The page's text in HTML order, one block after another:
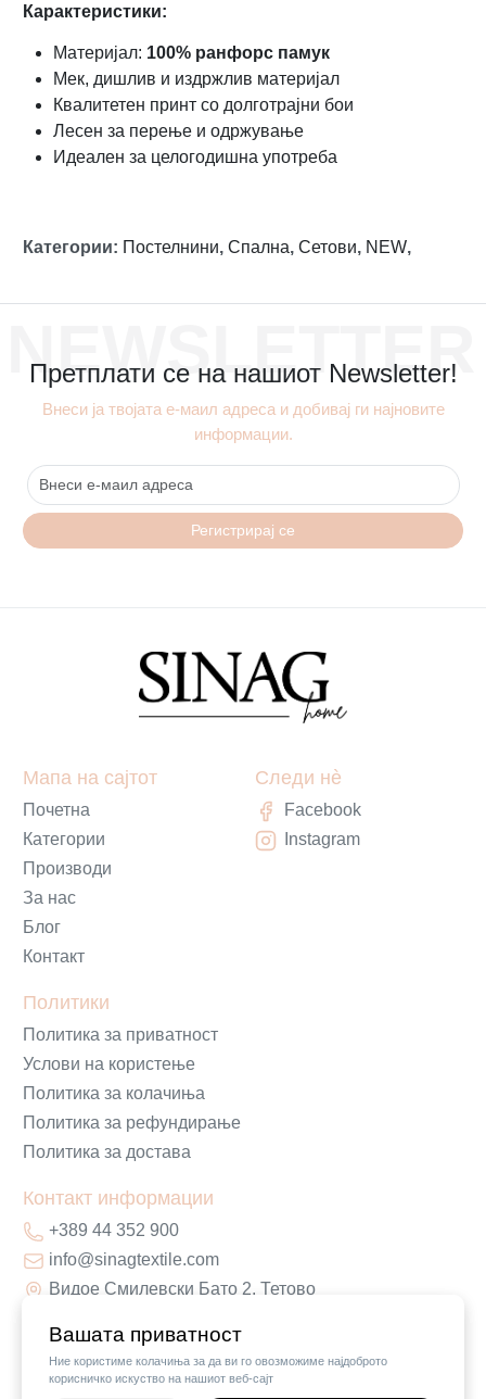
Вашата приватност
Ние користиме колачиња за да ви го овозможиме најдоброто
корисничко искуство на нашиот веб-сајт
Карактеристики:
Материјал: 100% ранфорс памук
Мек, дишлив и издржлив материјал
Квалитетен принт со долготрајни бои
Лесен за перење и одржување
Идеален за целогодишна употреба
Категории: Постелнини, Спална, Сетови, NEW,
NEWSLETTER
Претплати се на нашиот Newsletter!
Внеси ја твојата е-маил адреса и добивај ги најновите
информации.
Регистрирај се
Мапа на сајтот
Почетна
Категории
Производи
За нас
Блог
Контакт
Политики
Политика за приватност
Услови на користење
Политика за колачиња
Политика за рефундирање
Политика за достава
Контакт информации
+389 44 352 900
info@sinagtextile.com
Видое Смилевски Бато 2, Тетово
Следи нè
Facebook
Instagram